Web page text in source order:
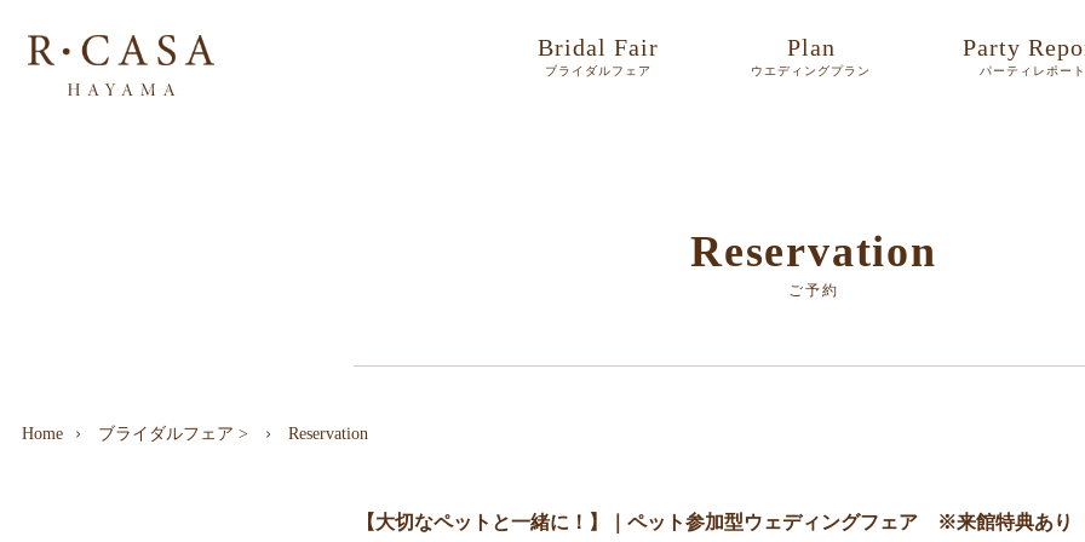
Bridal Fair
ブライダルフェア
Plan
ウエディングプラン
Party
パーティレポート
Reservation
ご予約
Home ブライダルフェア > Reservation